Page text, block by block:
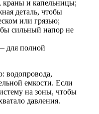
и капельницы;
деталь, чтобы
или грязью;
сильный напор не
для полной
водопровода,
емкости. Если
на зоны, чтобы
давления.